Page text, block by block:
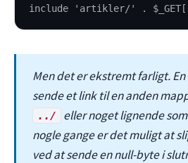
include 'artikler/' .
Men det er ekstremt farligt.
sende et link til en anden
../
eller noget lignende
nogle gange er det muligt at
ved at sende en null-byte i